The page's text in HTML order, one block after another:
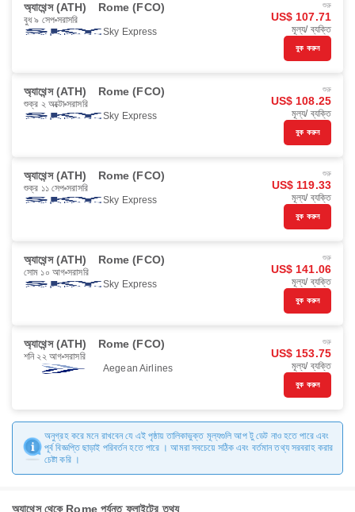
অ্যাথেন্স (ATH) Rome (FCO)
বুধ ৯ সেপ সরাসরি
Sky Express
শুরু
US$ 107.71
মূল্য/ ব্যক্তি
বুক করুন
অ্যাথেন্স (ATH) Rome (FCO)
শুক্র ২ অক্টো সরাসরি
Sky Express
শুরু
US$ 108.25
মূল্য/ ব্যক্তি
বুক করুন
অ্যাথেন্স (ATH) Rome (FCO)
শুক্র ১১ সেপ সরাসরি
Sky Express
শুরু
US$ 119.33
মূল্য/ ব্যক্তি
বুক করুন
অ্যাথেন্স (ATH) Rome (FCO)
সোম ১০ আগ সরাসরি
Sky Express
শুরু
US$ 141.06
মূল্য/ ব্যক্তি
বুক করুন
অ্যাথেন্স (ATH) Rome (FCO)
শনি ২২ আগ সরাসরি
Aegean Airlines
শুরু
US$ 153.75
মূল্য/ ব্যক্তি
বুক করুন
অনুগ্রহ করে মনে রাখবেন যে এই পৃষ্ঠায় তালিকাভুক্ত মূল্যগুলি আপ টু ডেট নাও হতে পারে এবং
পূর্ব বিজ্ঞপ্তি ছাড়াই পরিবর্তন হতে পারে । আমরা সবচেয়ে সঠিক এবং বর্তমান তথ্য সরবরাহ করার
চেষ্টা করি ।
অ্যাথেন্স থেকে Rome পর্যন্ত ফ্লাইটের তথ্য